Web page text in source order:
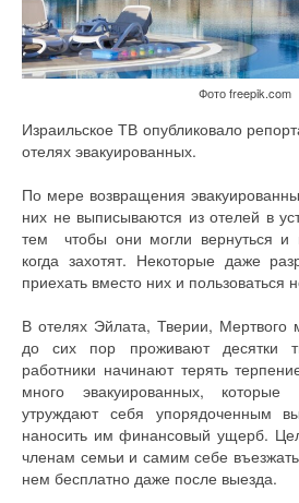
Фото freepik.com
Израильское ТВ опубликовало
отелях эвакуированных.
По мере возвращения
них не выписываются из отелей в
тем чтобы они могли вернуться и
когда захотят. Некоторые даже
приехать вместо них и пользоваться
В отелях Эйлата, Тверии, Мертвого
до сих пор проживают десятки
работники начинают терять
много эвакуированных,
утруждают себя упорядоченным
наносить им финансовый ущерб.
членам семьи и самим себе
нем бесплатно даже после выезда.